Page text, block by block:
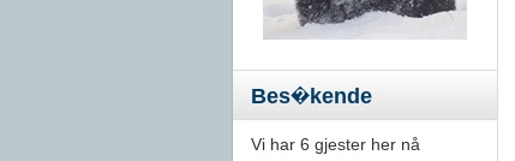
Bes�kende
Vi har 6 gjester her nå